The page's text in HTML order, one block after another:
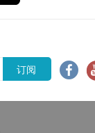
订阅